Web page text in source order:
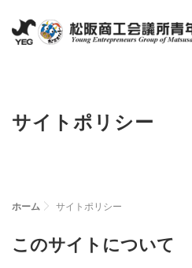
お問い合わせ 新入会員募集
サイトポリシー
ホーム サイトポリシー
このサイトについて